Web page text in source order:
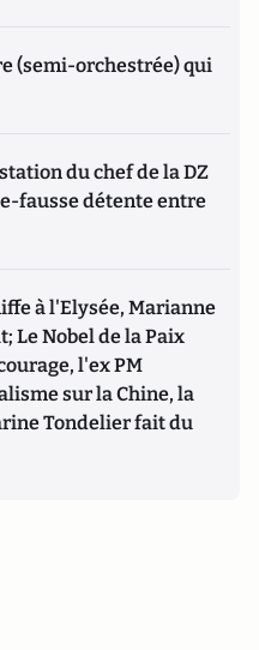
(semi-orchestrée) qui
du chef de la DZ
fausse détente entre
à l'Elysée, Marianne
Le Nobel de la Paix
l'ex PM
sur la Chine, la
Tondelier fait du